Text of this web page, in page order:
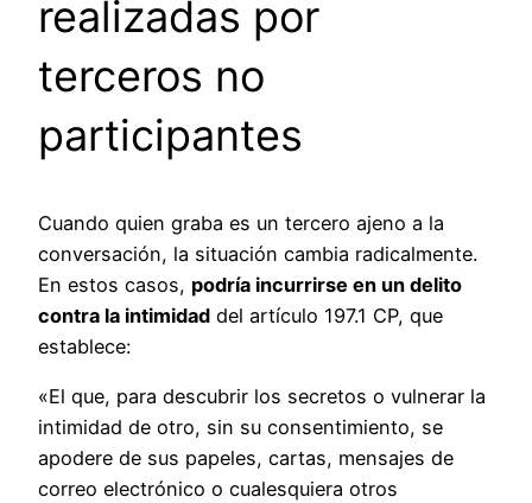
realizadas por
terceros no
participantes
Cuando quien graba es un tercero ajeno a la
conversación, la situación cambia radicalmente.
En estos casos, podría incurrirse en un delito
contra la intimidad del artículo 197.1 CP, que
establece:
«El que, para descubrir los secretos o vulnerar la
intimidad de otro, sin su consentimiento, se
apodere de sus papeles, cartas, mensajes de
correo electrónico o cualesquiera otros